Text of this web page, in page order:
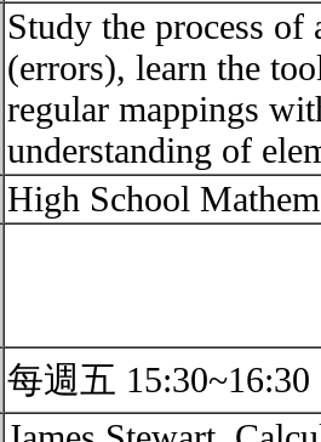
Study the process
(errors), learn the
regular mappings
understanding of
High School
每週五 15:30~16:30